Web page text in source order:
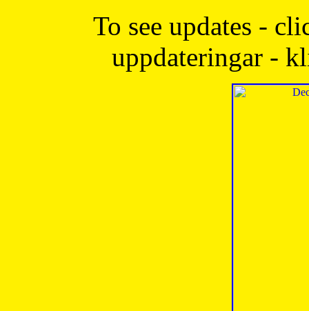
To see updates -
uppdateringar -